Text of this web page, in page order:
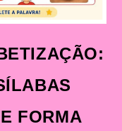
FORMA